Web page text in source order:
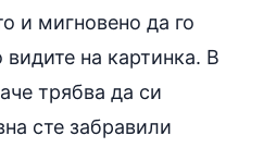
и мигновено да го
видите на картинка. В
трябва да си
сте забравили